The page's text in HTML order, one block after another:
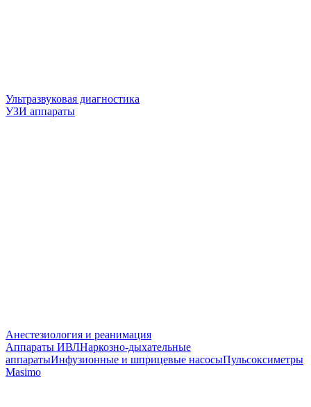
Ультразвуковая диагностика
УЗИ аппараты
Анестезиология и реанимация
Аппараты ИВЛНаркозно-дыхательные
аппаратыИнфузионные и шприцевые насосыПульсоксиметры
Masimo